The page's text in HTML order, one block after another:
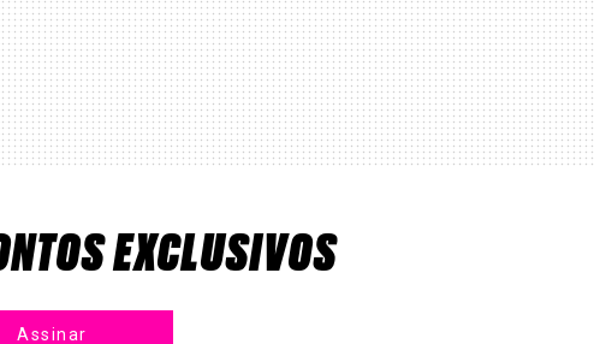
EXCLUSIVOS